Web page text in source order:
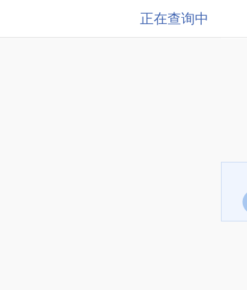
正在查询中